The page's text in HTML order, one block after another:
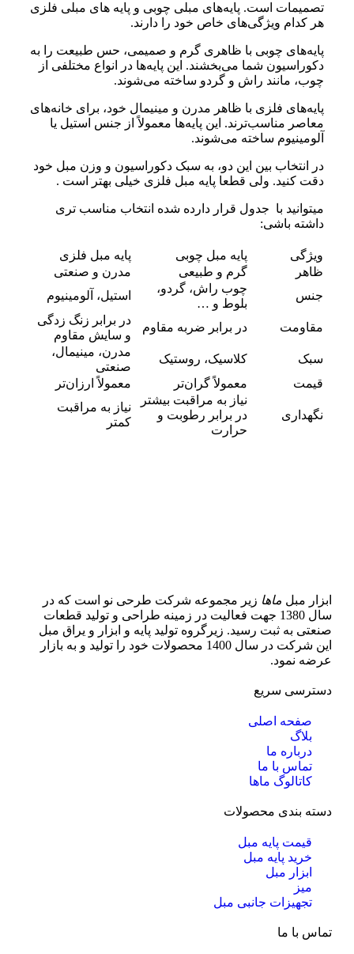
تصمیمات است. پایه‌های مبلی چوبی و پایه های مبلی فلزی
هر کدام ویژگی‌های خاص خود را دارند.
پایه‌های چوبی با ظاهری گرم و صمیمی، حس طبیعت را به
دکوراسیون شما می‌بخشند. این پایه‌ها در انواع مختلفی از
چوب، مانند راش و گردو ساخته می‌شوند.
پایه‌های فلزی با ظاهر مدرن و مینیمال خود، برای خانه‌های
معاصر مناسب‌ترند. این پایه‌ها معمولاً از جنس استیل یا
آلومینیوم ساخته می‌شوند.
در انتخاب بین این دو، به سبک دکوراسیون و وزن مبل خود
دقت کنید. ولی قطعا پایه مبل فلزی خیلی بهتر است .
میتوانید با جدول قرار دارده شده انتخاب مناسب تری
داشته باشی:
ویژگی پایه مبل چوبی
پایه مبل فلزی
ظاهر
گرم و طبیعی
مدرن و صنعتی
جنس
چوب راش، گردو،
بلوط و …
استیل، آلومینیوم
مقاومت در برابر ضربه مقاوم
در برابر زنگ زدگی
و سایش مقاوم
سبک
کلاسیک، روستیک
مدرن، مینیمال،
صنعتی
قیمت
معمولاً گران‌تر معمولاً ارزان‌تر
نگهداری
نیاز به مراقبت بیشتر
در برابر رطوبت و
حرارت
نیاز به مراقبت
کمتر
ابزار مبل ماها زیر مجموعه شرکت طرحی نو است که در
سال 1380 جهت فعالیت در زمینه طراحی و تولید قطعات
صنعتی به ثبت رسید. زیرگروه تولید پایه و ابزار و یراق مبل
این شرکت در سال 1400 محصولات خود را تولید و به بازار
عرضه نمود.
دسترسی سریع
صفحه اصلی
بلاگ
درباره ما
تماس با ما
کاتالوگ ماها
دسته بندی محصولات
قیمت پایه مبل
خرید پایه مبل
ابزار مبل
میز
تجهیزات جانبی مبل
تماس با ما